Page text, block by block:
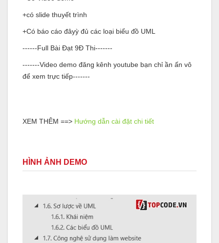
+có slide thuyết trình
+Có báo cáo đâyỳ đủ các loại biểu đồ UML
------Full Bài Đạt 9Đ Thi-------
-------Video demo đăng kênh youtube bạn chỉ ần ấn vô
để xem trực tiếp-------
XEM THÊM ==> Hướng dẫn cài đặt chi tiết
HÌNH ẢNH DEMO